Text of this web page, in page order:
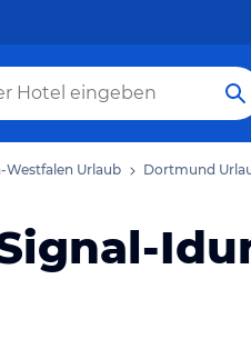
Westfalen Urlaub Dortmund